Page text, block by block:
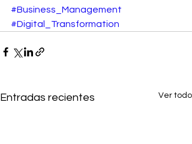
#Business_Management
#Digital_Transformation
Entradas recientes Ver todo